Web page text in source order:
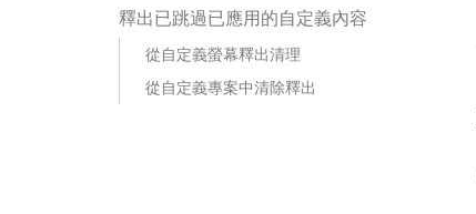
釋出已跳過已應用的自定義內容
從自定義螢幕釋出清理
從自定義專案中清除釋出